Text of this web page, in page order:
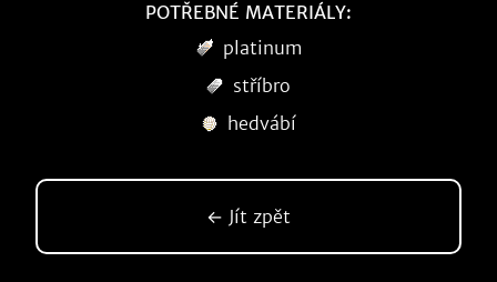
POTŘEBNÉ MATERIÁLY:
platinum
stříbro
hedvábí
← Jít zpět